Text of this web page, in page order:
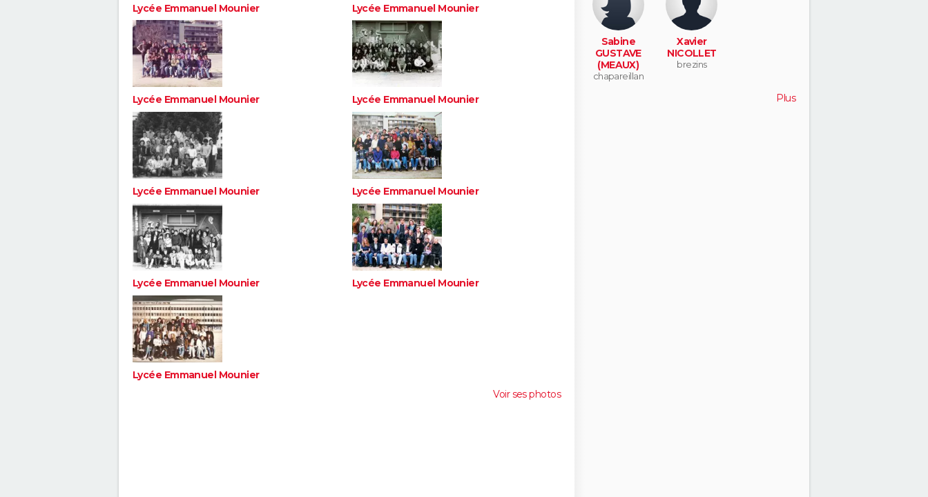
Lycée Emmanuel Mounier Lycée Emmanuel Mounier
Lycée Emmanuel Mounier Lycée Emmanuel Mounier
Lycée Emmanuel Mounier Lycée Emmanuel Mounier
Lycée Emmanuel Mounier Lycée Emmanuel Mounier
Lycée Emmanuel Mounier
Voir ses photos
Sabine
GUSTAVE
(MEAUX)
chapareillan
Xavier
NICOLLET
brezins
Plus